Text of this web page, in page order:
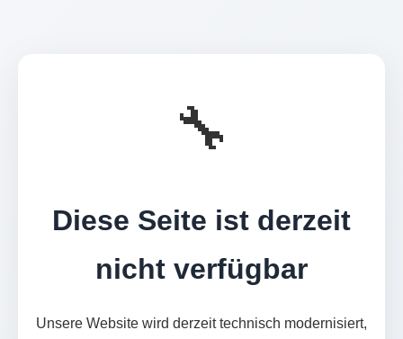
🔧
Diese Seite ist derzeit
nicht verfügbar
Unsere Website wird derzeit technisch modernisiert,